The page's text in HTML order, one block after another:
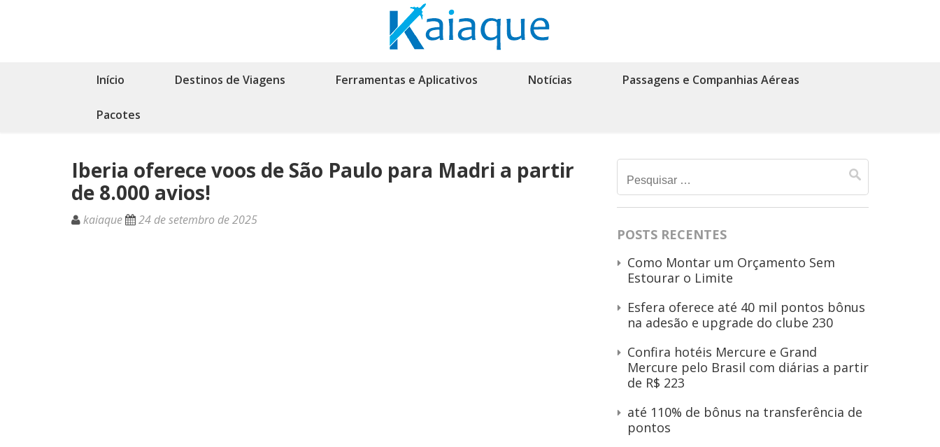
Início Destinos de Viagens Ferramentas e Aplicativos Notícias Passagens e Companhias Aéreas
Pacotes
Iberia oferece voos de São Paulo para Madri a partir
de 8.000 avios!
kaiaque 24 de setembro de 2025
Pesquisar
por:
POSTS RECENTES
Como Montar um Orçamento Sem
Estourar o Limite
Esfera oferece até 40 mil pontos bônus
na adesão e upgrade do clube 230
Confira hotéis Mercure e Grand
Mercure pelo Brasil com diárias a partir
de R$ 223
até 110% de bônus na transferência de
pontos